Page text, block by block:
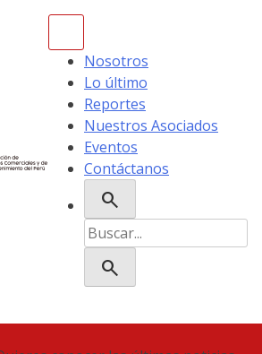
Nosotros
Lo último
Reportes
Nuestros Asociados
Eventos
Contáctanos
search
Buscar:
search